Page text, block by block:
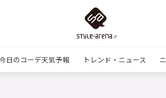
日のコーデ天気予報 トレンド・ニュース